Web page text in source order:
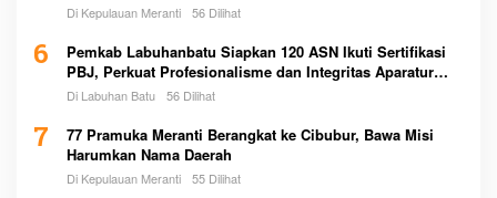
Di Kepulauan Meranti 56 Dilihat
6
Pemkab Labuhanbatu Siapkan 120 ASN Ikuti Sertifikasi
PBJ, Perkuat Profesionalisme dan Integritas Aparatur
Pemerintah
Di Labuhan Batu 56 Dilihat
7
77 Pramuka Meranti Berangkat ke Cibubur, Bawa Misi
Harumkan Nama Daerah
Di Kepulauan Meranti 55 Dilihat